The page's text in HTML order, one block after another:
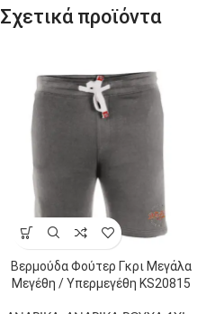
Σχετικά προϊόντα
Βερμούδα Φούτερ Γκρι Μεγάλα
Μεγέθη / Υπερμεγέθη KS20815